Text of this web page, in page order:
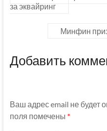
за эквайринг
Минфин
Добавить
Ваш адрес email не будет
поля помечены *